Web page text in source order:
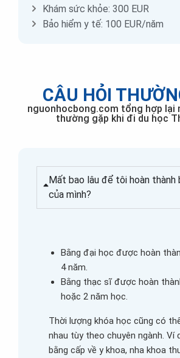
Khám sức khỏe: 300 EUR
Bảo hiểm y tế: 100 EUR/năm
CÂU HỎI
nguonhocbong.com tổng hợp lại
thường gặp khi đi du học
Mất bao lâu để tôi hoàn thành
của mình?
Bằng đại học được hoàn
4 năm.
Bằng thạc sĩ được hoàn
hoặc 2 năm học.
Thời lượng khóa học cũng có
nhau tùy theo chuyên ngành. Ví
bằng cấp về y khoa, nha khoa